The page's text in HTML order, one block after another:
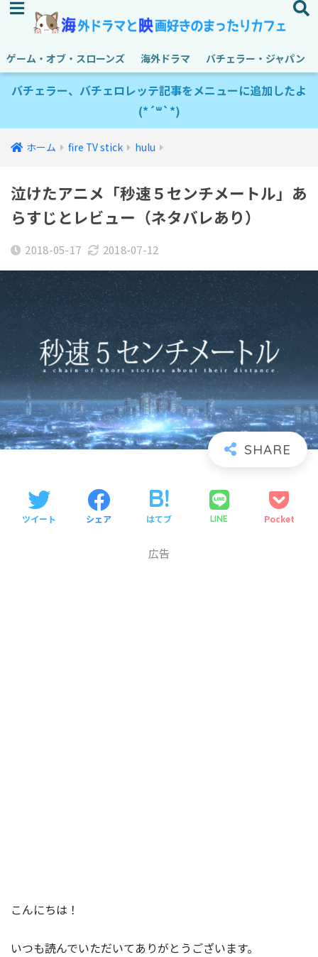
ゲーム・オブ・スローンズ 海外ドラマ バチェラー・ジャパン
バチェラー、バチェロレッテ記事をメニューに追加したよ
(*´꒳`*)
ホーム fire TV stick hulu
泣けたアニメ「秒速５センチメートル」あ
らすじとレビュー（ネタバレあり）
2018-05-17 2018-07-12
ツイート シェア はてブ LINE Pocket
広告
こんにちは！
いつも読んでいただいてありがとうございます。